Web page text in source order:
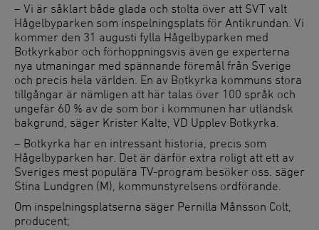
– Vi är såklart både glada och stolta över att SVT valt
Hågelbyparken som inspelningsplats för Antikrundan. Vi
kommer den 31 augusti fylla Hågelbyparken med
Botkyrkabor och förhoppningsvis även ge experterna
nya utmaningar med spännande föremål från Sverige
och precis hela världen. En av Botkyrka kommuns stora
tillgångar är nämligen att här talas över 100 språk och
ungefär 60 % av de som bor i kommunen har utländsk
bakgrund, säger Krister Kalte, VD Upplev Botkyrka.
– Botkyrka har en intressant historia, precis som
Hågelbyparken har. Det är därför extra roligt att ett av
Sveriges mest populära TV-program besöker oss. säger
Stina Lundgren (M), kommunstyrelsens ordförande.
Om inspelningsplatserna säger Pernilla Månsson Colt,
producent;